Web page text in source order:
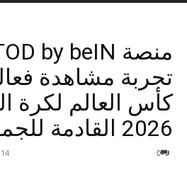
تجربة مشاهدة
2026 القادمة للجمهور التونسي
0